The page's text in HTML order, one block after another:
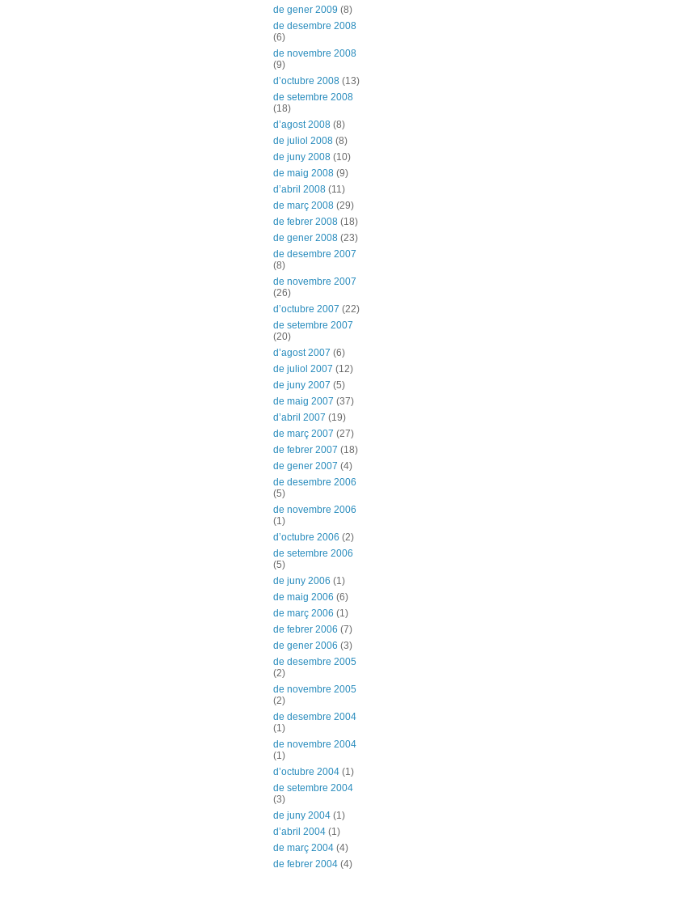
de gener 2009 (8)
de desembre 2008
(6)
de novembre 2008
(9)
d’octubre 2008 (13)
de setembre 2008
(18)
d’agost 2008 (8)
de juliol 2008 (8)
de juny 2008 (10)
de maig 2008 (9)
d’abril 2008 (11)
de març 2008 (29)
de febrer 2008 (18)
de gener 2008 (23)
de desembre 2007
(8)
de novembre 2007
(26)
d’octubre 2007 (22)
de setembre 2007
(20)
d’agost 2007 (6)
de juliol 2007 (12)
de juny 2007 (5)
de maig 2007 (37)
d’abril 2007 (19)
de març 2007 (27)
de febrer 2007 (18)
de gener 2007 (4)
de desembre 2006
(5)
de novembre 2006
(1)
d’octubre 2006 (2)
de setembre 2006
(5)
de juny 2006 (1)
de maig 2006 (6)
de març 2006 (1)
de febrer 2006 (7)
de gener 2006 (3)
de desembre 2005
(2)
de novembre 2005
(2)
de desembre 2004
(1)
de novembre 2004
(1)
d’octubre 2004 (1)
de setembre 2004
(3)
de juny 2004 (1)
d’abril 2004 (1)
de març 2004 (4)
de febrer 2004 (4)